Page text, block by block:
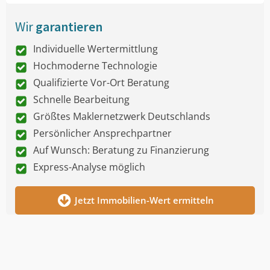
Wirgarantieren
Individuelle Wertermittlung
Hochmoderne Technologie
Qualifizierte Vor-Ort Beratung
Schnelle Bearbeitung
Größtes Maklernetzwerk Deutschlands
Persönlicher Ansprechpartner
Auf Wunsch: Beratung zu Finanzierung
Express-Analyse möglich
Jetzt Immobilien-Wert ermitteln